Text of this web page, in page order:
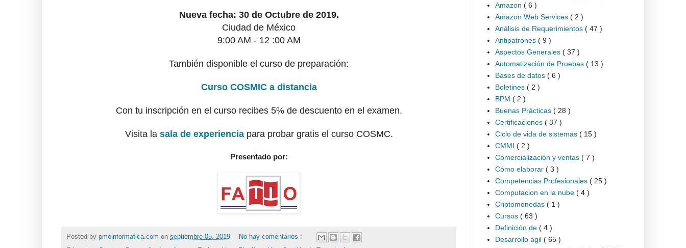
Nueva fecha: 30 de Octubre de 2019.
Ciudad de México
9:00 AM - 12 :00 AM
También disponible el curso de preparación:
Curso COSMIC a distancia
Con tu inscripción en el curso recibes 5% de descuento en el examen.
Visita la sala de experienciapara probar gratis el curso COSMC.
Presentado por:
Posted by pmoinformatica.com on septiembre 05, 2019
No hay comentarios :
Amazon ( 6 )
Amazon Web Services ( 2 )
Análisis de Requerimientos ( 47 )
Antipatrones ( 9 )
Aspectos Generales ( 37 )
Automatización de Pruebas ( 13 )
Bases de datos ( 6 )
Boletines ( 2 )
BPM ( 2 )
Buenas Prácticas ( 28 )
Certificaciones ( 37 )
Ciclo de vida de sistemas ( 15 )
CMMI ( 2 )
Comercialización y ventas ( 7 )
Cómo elaborar ( 3 )
Competencias Profesionales ( 25 )
Computacion en la nube ( 4 )
Criptomonedas ( 1 )
Cursos ( 63 )
Definición de ( 4 )
Desarrollo ágil ( 65 )